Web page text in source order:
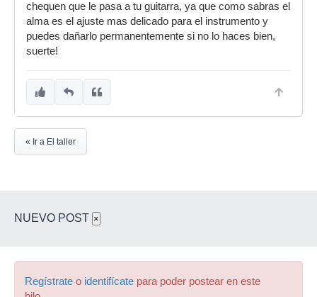
chequen que le pasa a tu guitarra, ya que como sabras el
alma es el ajuste mas delicado para el instrumento y
puedes dañarlo permanentemente si no lo haces bien,
suerte!
« Ir a El taller
NUEVO POST ×
Regístrate o identifícate para poder postear en este